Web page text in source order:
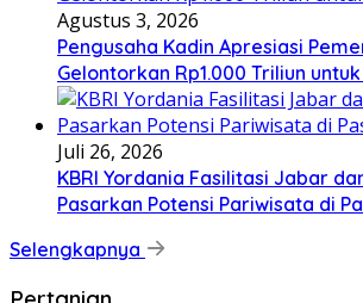
Agustus 3, 2026
Pengusaha Kadin Apresiasi
Gelontorkan Rp1.000 Triliun
Juli 26, 2026
KBRI Yordania Fasilitasi Jabar
Pasarkan Potensi Pariwisata di
Selengkapnya